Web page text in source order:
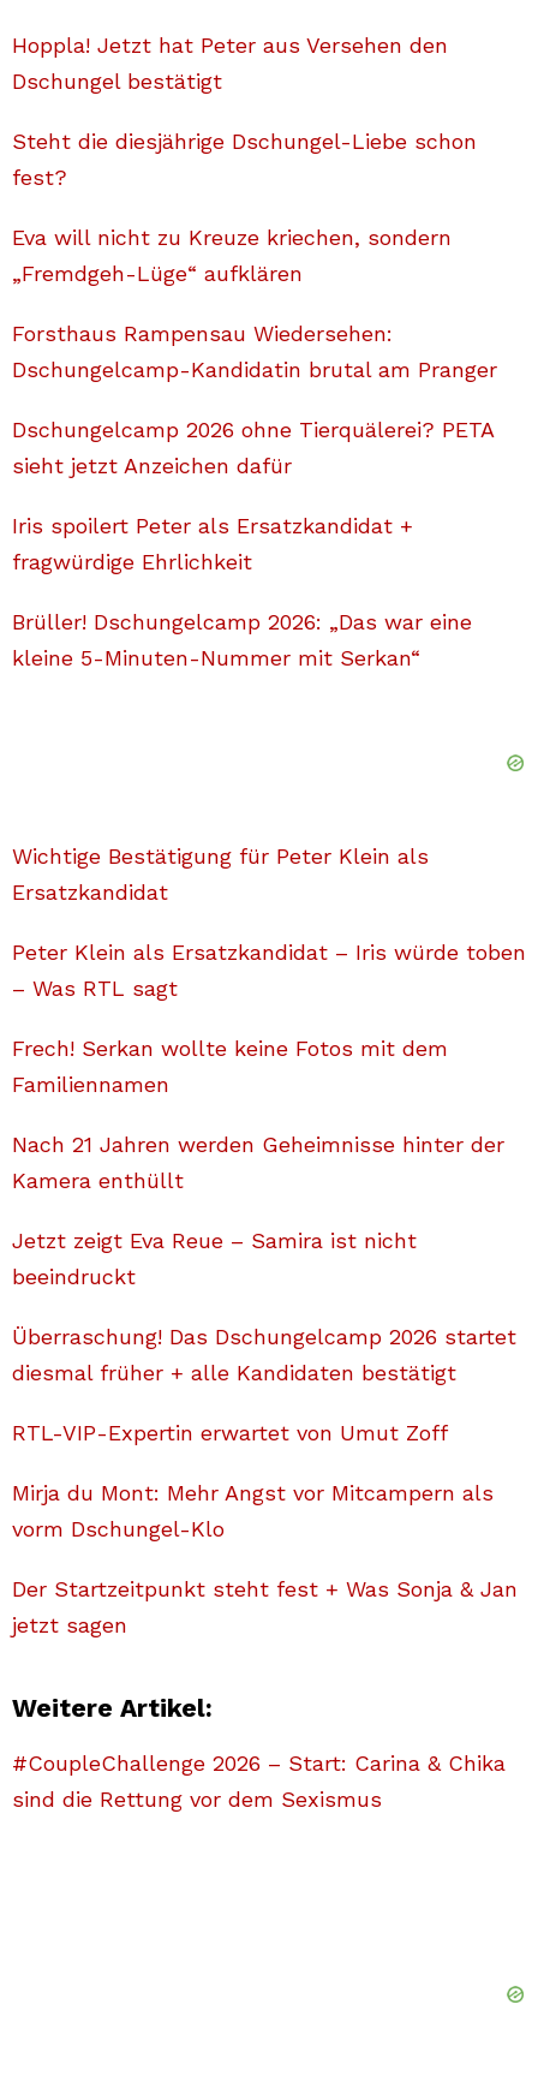
Hoppla! Jetzt hat Peter aus Versehen den
Dschungel bestätigt
Steht die diesjährige Dschungel-Liebe schon
fest?
Eva will nicht zu Kreuze kriechen, sondern
„Fremdgeh-Lüge“ aufklären
Forsthaus Rampensau Wiedersehen:
Dschungelcamp-Kandidatin brutal am Pranger
Dschungelcamp 2026 ohne Tierquälerei? PETA
sieht jetzt Anzeichen dafür
Iris spoilert Peter als Ersatzkandidat +
fragwürdige Ehrlichkeit
Brüller! Dschungelcamp 2026: „Das war eine
kleine 5-Minuten-Nummer mit Serkan“
Wichtige Bestätigung für Peter Klein als
Ersatzkandidat
Peter Klein als Ersatzkandidat – Iris würde toben
– Was RTL sagt
Frech! Serkan wollte keine Fotos mit dem
Familiennamen
Nach 21 Jahren werden Geheimnisse hinter der
Kamera enthüllt
Jetzt zeigt Eva Reue – Samira ist nicht
beeindruckt
Überraschung! Das Dschungelcamp 2026 startet
diesmal früher + alle Kandidaten bestätigt
RTL-VIP-Expertin erwartet von Umut Zoff
Mirja du Mont: Mehr Angst vor Mitcampern als
vorm Dschungel-Klo
Der Startzeitpunkt steht fest + Was Sonja & Jan
jetzt sagen
Weitere Artikel:
#CoupleChallenge 2026 – Start: Carina & Chika
sind die Rettung vor dem Sexismus